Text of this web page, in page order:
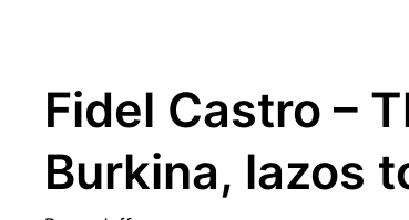
Fidel Castro –
Burkina, lazos